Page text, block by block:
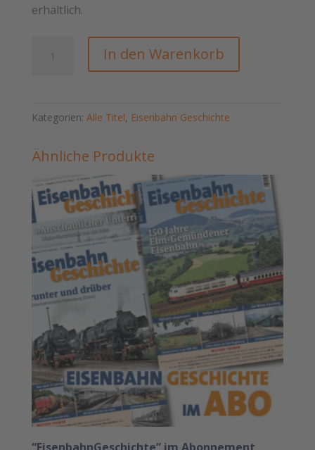
erhältlich.
Geschichte
Menge
In den Warenkorb
Kategorien: Alle Titel, Eisenbahn Geschichte
Ähnliche Produkte